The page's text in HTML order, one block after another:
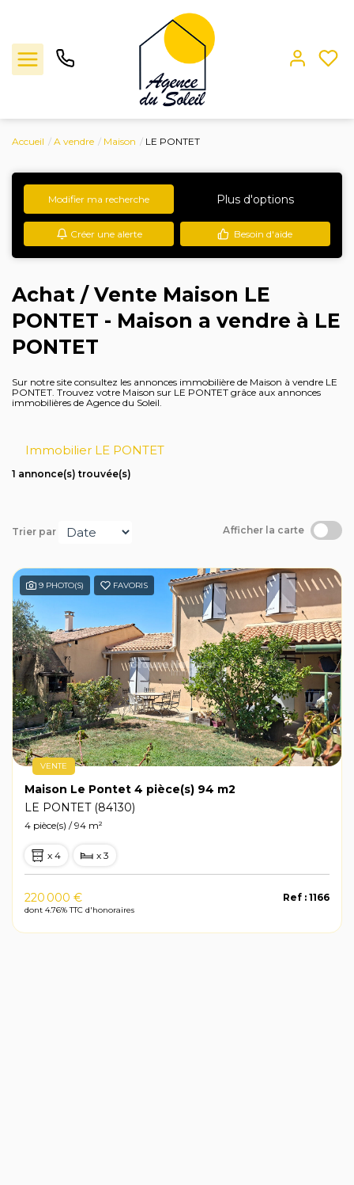
Locations
Estimation
L'agence
Contact
Accueil A vendre Maison LE PONTET
Modifier ma recherche Plus d'options
Créer une alerte Besoin d'aide
Achat / Vente Maison LE
PONTET - Maison a vendre à LE
PONTET
Sur notre site consultez les annonces immobilière de Maison à vendre LE
PONTET. Trouvez votre Maison sur LE PONTET grâce aux annonces
immobilières de Agence du Soleil.
Immobilier LE PONTET
1 annonce(s) trouvée(s)
Trier par Afficher la carte
9 PHOTO(S) FAVORIS
VENTE
Maison Le Pontet 4 pièce(s) 94 m2
LE PONTET (84130)
4 pièce(s) / 94 m²
x 4 x 3
220 000 €
dont 4.76% TTC d'honoraires
Ref : 1166